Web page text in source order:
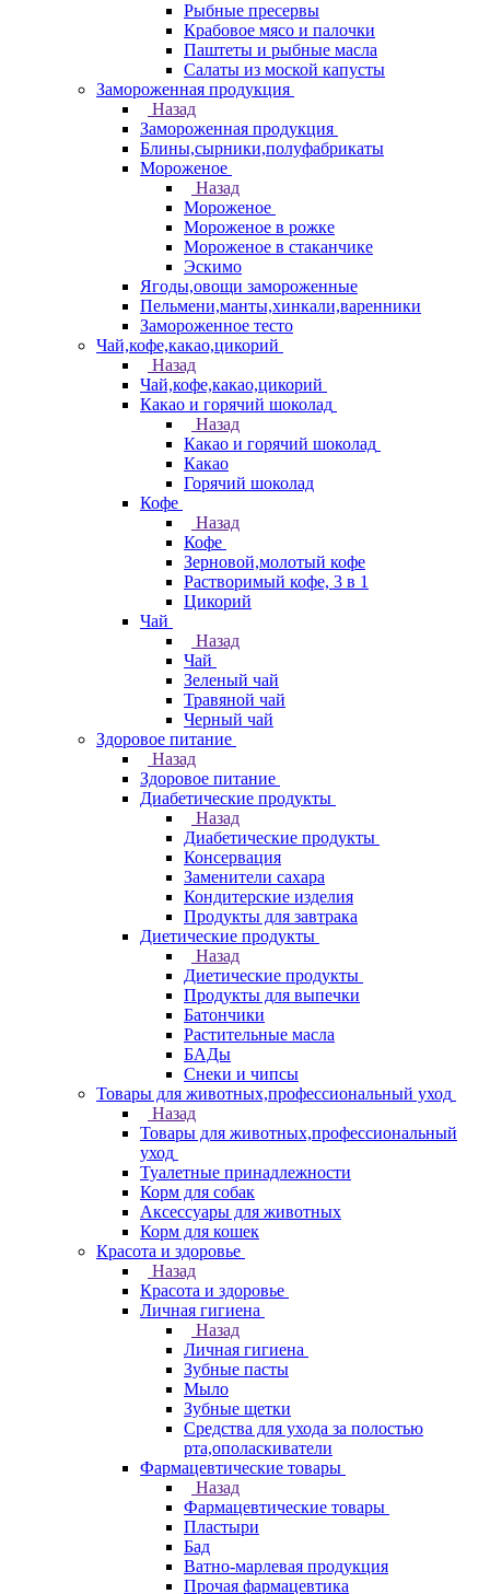
Рыбные пресервы
Крабовое мясо и палочки
Паштеты и рыбные масла
Салаты из моской капусты
Замороженная продукция
Назад
Замороженная продукция
Блины,сырники,полуфабрикаты
Мороженое
Назад
Мороженое
Мороженое в рожке
Мороженое в стаканчике
Эскимо
Ягоды,овощи замороженные
Пельмени,манты,хинкали,варенники
Замороженное тесто
Чай,кофе,какао,цикорий
Назад
Чай,кофе,какао,цикорий
Какао и горячий шоколад
Назад
Какао и горячий шоколад
Какао
Горячий шоколад
Кофе
Назад
Кофе
Зерновой,молотый кофе
Растворимый кофе, 3 в 1
Цикорий
Чай
Назад
Чай
Зеленый чай
Травяной чай
Черный чай
Здоровое питание
Назад
Здоровое питание
Диабетические продукты
Назад
Диабетические продукты
Консервация
Заменители сахара
Кондитерские изделия
Продукты для завтрака
Диетические продукты
Назад
Диетические продукты
Продукты для выпечки
Батончики
Растительные масла
БАДы
Снеки и чипсы
Товары для животных,профессиональный уход
Назад
Товары для животных,профессиональный
уход
Туалетные принадлежности
Корм для собак
Аксессуары для животных
Корм для кошек
Красота и здоровье
Назад
Красота и здоровье
Личная гигиена
Назад
Личная гигиена
Зубные пасты
Мыло
Зубные щетки
Средства для ухода за полостью
рта,ополаскиватели
Фармацевтические товары
Назад
Фармацевтические товары
Пластыри
Бад
Ватно-марлевая продукция
Прочая фармацевтика